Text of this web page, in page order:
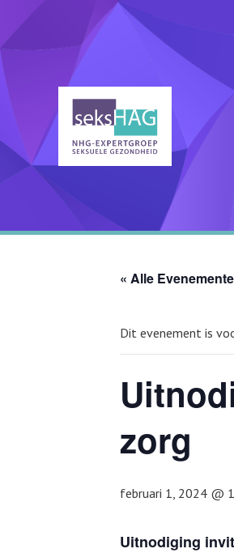
de
inhoud
« Alle
Dit evenement is
zorg
februari 1, 2024 @
Uitnodiging